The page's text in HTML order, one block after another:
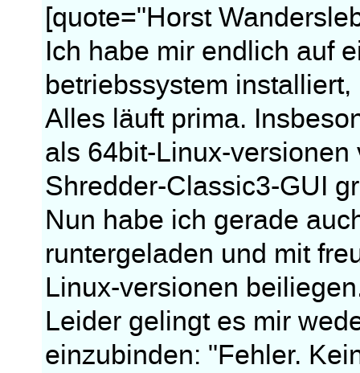
[quote="Horst
Ich habe mir endlich auf
betriebssystem
Alles läuft prima.
als 64bit-Linux-
Shredder-Classic3-GUI
Nun habe ich gerade
runtergeladen und mit
Linux-versionen
Leider gelingt es mir
einzubinden: "Fehler.